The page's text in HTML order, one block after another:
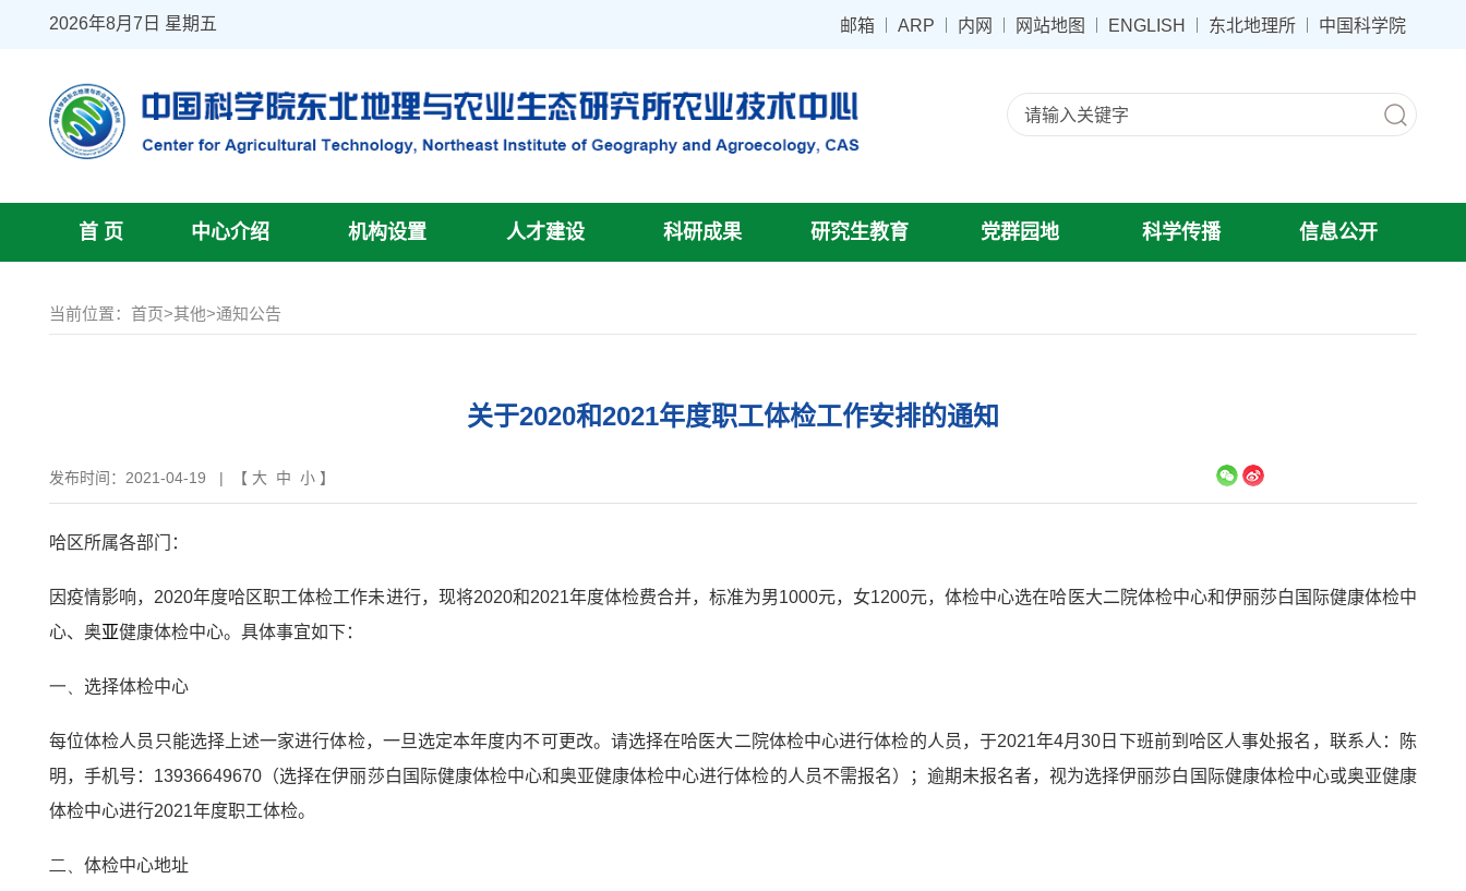
2026年8月7日 星期五 邮箱 ARP 内网 网站地图 ENGLISH 东北地理所 中国科学院
首 页 中心介绍 机构设置 人才建设 科研成果 研究生教育 党群园地 科学传播 信息公开
当前位置： 首页>其他>通知公告
关于2020和2021年度职工体检工作安排的通知
发布时间：2021-04-19 | 【 大 中 小 】
哈区所属各部门：
因疫情影响， 2020年度哈区职工体检工作未进行，现将2020和2021年度体检费合并，标准为男1000元，女1200元，体检中心选在哈医大二院体检中心和伊丽莎白国际健康体检中
心、奥亚健康体检中心。具体事宜如下：
一、 选择体检中心
每位体检人员只能选择上述一家进行体检，一旦选定本年度内不可更改。请选择在哈医大二院体检中心进行体检的人员，于2021年4月30 日下班前到哈区人事处报名，联系人：陈
明，手机号： 13936649670 （选择在伊丽莎白国际健康体检中心和奥亚健康体检中心进行体检的人员不需报名）；逾期未报名者，视为选择伊丽莎白国际健康体检中心或奥亚健康
体检中心进行2021年度职工体检。
二、 体检中心地址